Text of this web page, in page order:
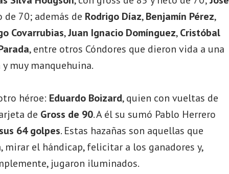
de 70; además de Rodrigo Díaz,Benjamín Pérez,
Covarrubias,Juan Ignacio Domínguez,Cristóbal
, entre otros Cóndores que dieron vida a una
muy manquehuina.
héroe: Eduardo Boizard, quien con vueltas de
de Gross de 90. A él su sumó Pablo Herrero
64 golpes. Estas hazañas son aquellas que
el hándicap, felicitar a los ganadores y,
jugaron iluminados.